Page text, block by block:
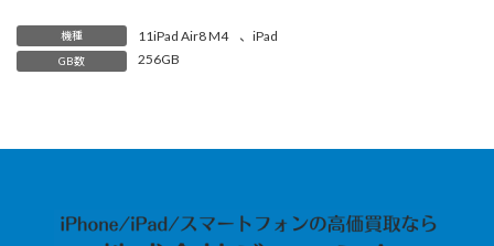
機種 11iPad Air8 M4 、 iPad
GB数 256GB